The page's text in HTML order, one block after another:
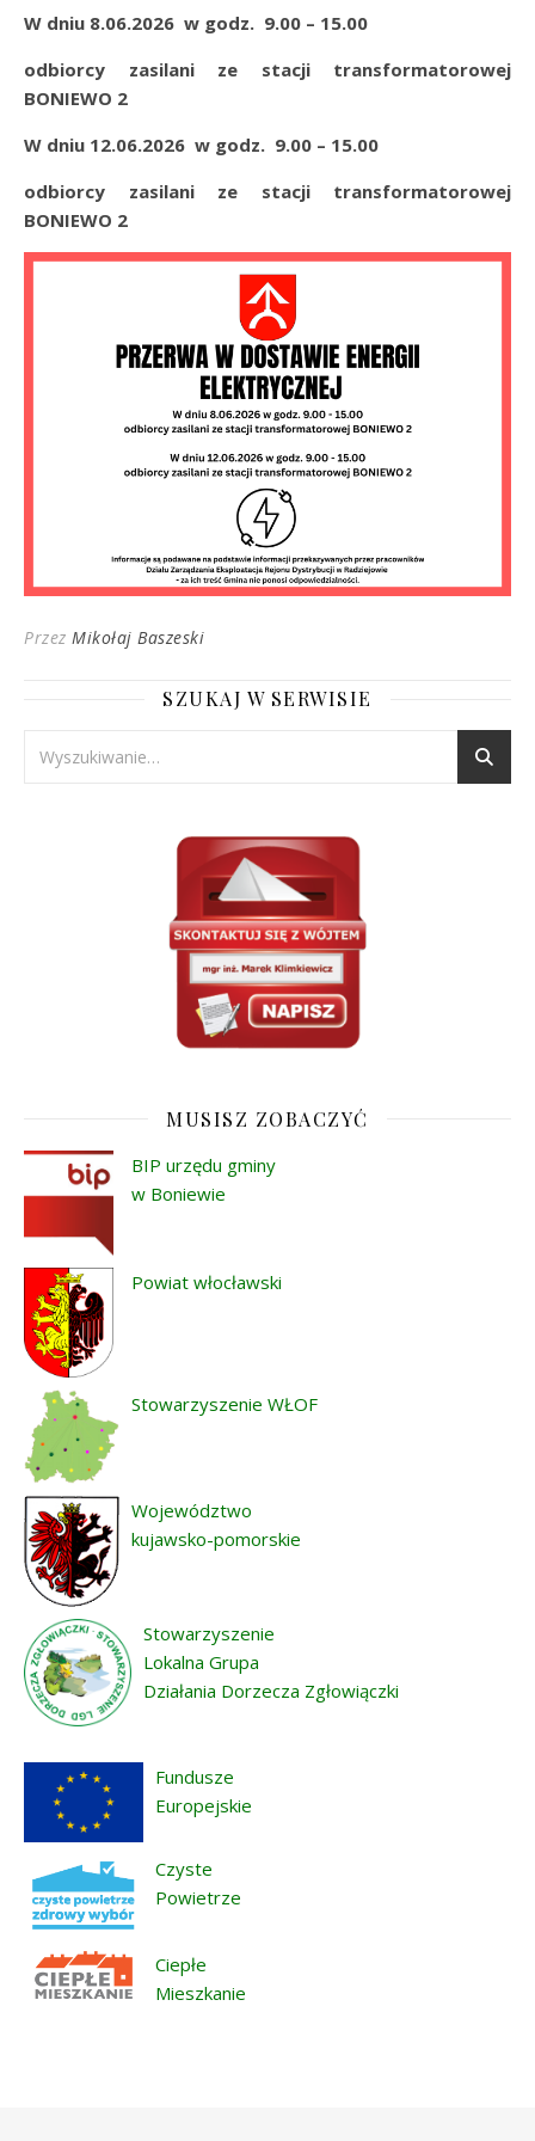
W dniu 8.06.2026 w godz. 9.00 – 15.00
odbiorcy zasilani ze stacji transformatorowej
BONIEWO 2
W dniu 12.06.2026 w godz. 9.00 – 15.00
odbiorcy zasilani ze stacji transformatorowej
BONIEWO 2
Przez Mikołaj Baszeski
SZUKAJ W SERWISIE
MUSISZ ZOBACZYĆ
BIP urzędu gminy
w Boniewie
Powiat włocławski
Stowarzyszenie WŁOF
Województwo
kujawsko-pomorskie
Stowarzyszenie
Lokalna Grupa
Działania Dorzecza Zgłowiączki
Fundusze
Europejskie
Czyste
Powietrze
Ciepłe
Mieszkanie